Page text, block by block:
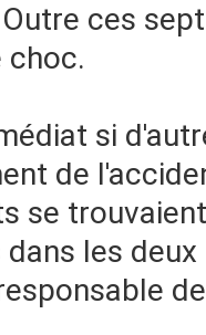
ces
choc.
si
de
se
les